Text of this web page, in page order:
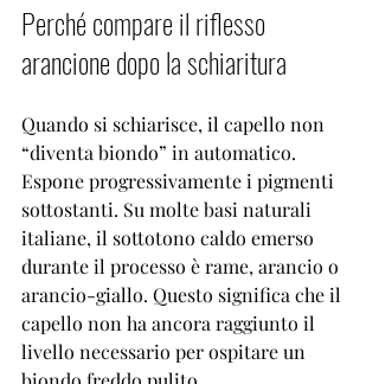
Perché compare il riflesso
arancione dopo la schiaritura
Quando si schiarisce, il capello non
“diventa biondo” in automatico.
Espone progressivamente i pigmenti
sottostanti. Su molte basi naturali
italiane, il sottotono caldo emerso
durante il processo è rame, arancio o
arancio-giallo. Questo significa che il
capello non ha ancora raggiunto il
livello necessario per ospitare un